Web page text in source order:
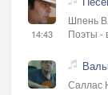
14:43
Шпень
Поэты -
Саллас